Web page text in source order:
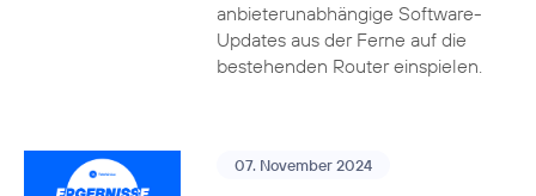
anbieterunabhängige Software-
Updates aus der Ferne auf die
bestehenden Router einspielen.
07. November 2024